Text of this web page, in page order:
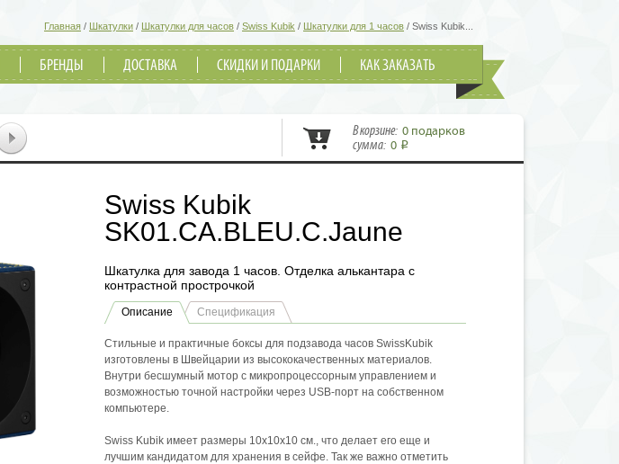
Главная / Шкатулки / Шкатулки для часов / Swiss Kubik / Шкатулки для 1 часов / Swiss Kubik...
БРЕНДЫ ДОСТАВКА СКИДКИ И ПОДАРКИ КАК ЗАКАЗАТЬ
В корзине: 0 подарков
сумма: 0 i
Swiss Kubik
SK01.CA.BLEU.C.Jaune
Шкатулка для завода 1 часов. Отделка алькантара с
контрастной прострочкой
Описание Спецификация
Стильные и практичные боксы для подзавода часов SwissKubik
изготовлены в Швейцарии из высококачественных материалов.
Внутри бесшумный мотор с микропроцессорным управлением и
возможностью точной настройки через USB-порт на собственном
компьютере.
Swiss Kubik имеет размеры 10х10х10 см., что делает его еще и
лучшим кандидатом для хранения в сейфе. Так же важно отметить